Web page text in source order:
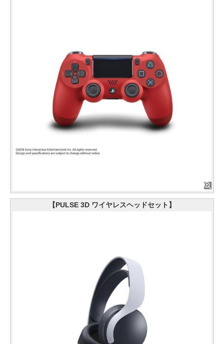
【PULSE 3D ワイヤレスヘッドセット】